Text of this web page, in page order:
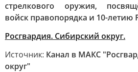
стрелкового оружия,
войск правопорядка и 10-летию
Росгвардия. Сибирский округ.
Источник: Канал в МАКС
округ"